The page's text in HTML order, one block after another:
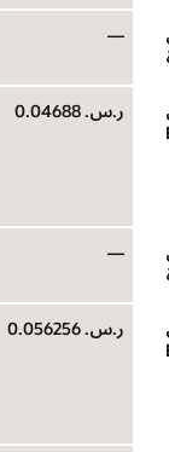
—
ر.س.‏ 0.04688
—
ر.س.‏ 0.056256